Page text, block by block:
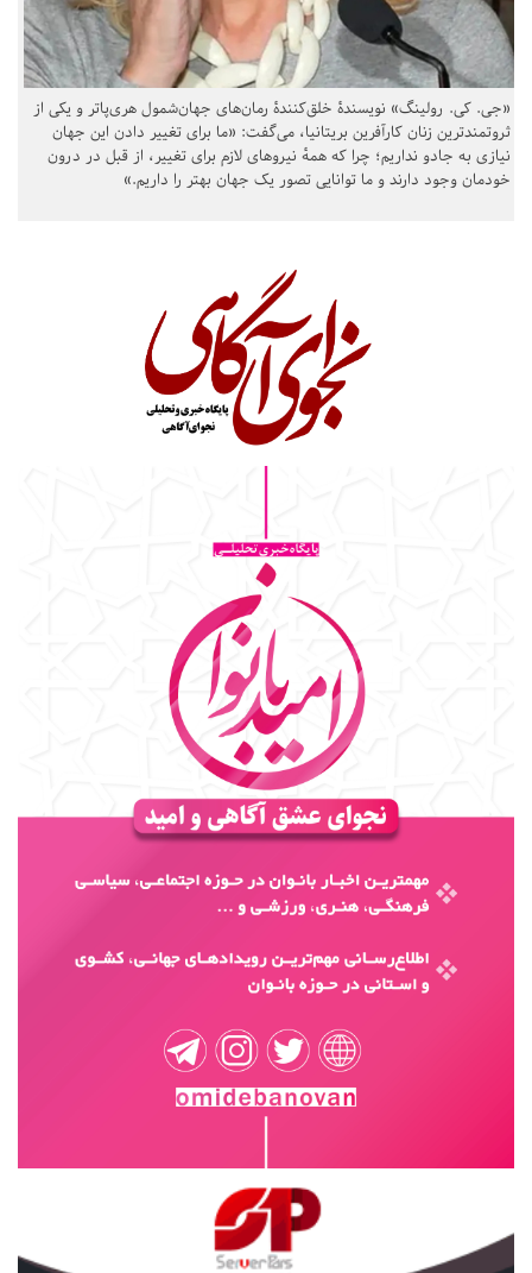
«جی. کی. رولینگ» نویسندهٔ خلق‌کنندهٔ رمان‌های جهان‌شمول هری‌پاتر و یکی از
ثروتمندترین زنان کارآفرین بریتانیا، می‌گفت: «ما برای تغییر دادن این جهان
نیازی به جادو نداریم؛ چرا که همهٔ نیروهای لازم برای تغییر، از قبل در درون
خودمان وجود دارند و ما توانایی تصور یک جهان بهتر را داریم.»